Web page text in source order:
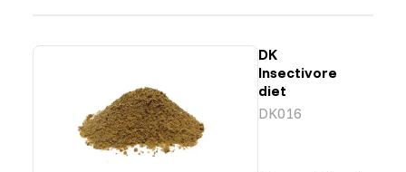
DK
Insectivore
diet
DK016